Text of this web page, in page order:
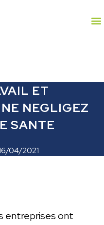
ET
NEGLIGEZ
SANTE
04/2021
entreprises ont